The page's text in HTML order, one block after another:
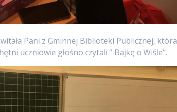
Pani z Gminnej Biblioteki Publicznej, która
uczniowie głośno czytali ” Bajkę o Wiśle”.